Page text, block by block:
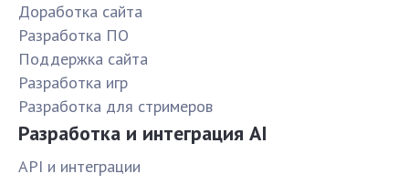
Доработка сайта
Разработка ПО
Поддержка сайта
Разработка игр
Разработка для стримеров
Разработка и интеграция AI
API и интеграции